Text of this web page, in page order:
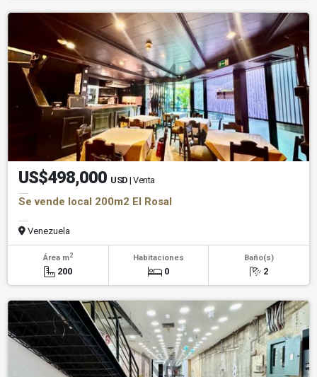
US$498,000 USD | Venta
Se vende local 200m2 El Rosal
Venezuela
Área m2
200
Habitaciones
0
Baño(s)
2